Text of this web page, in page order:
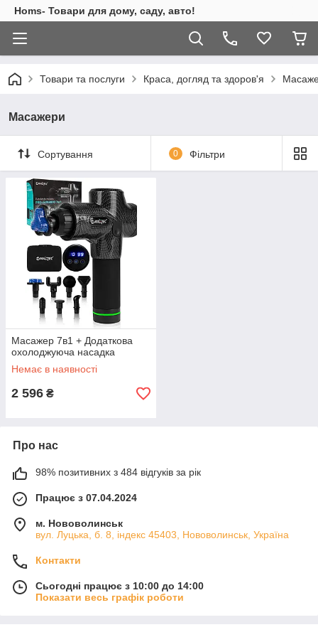
Homs- Товари для дому, саду, авто!
Товари та послуги Краса, догляд та здоров'я
Масажери
Сортування 0 Фільтри
Масажер 7в1 + Додаткова
охолоджуюча насадка
Немає в наявності
2 596 ₴
Про нас
98% позитивних з 484 відгуків за рік
Працює з 07.04.2024
м. Нововолинськ
вул. Луцька, б. 8, індекс 45403, Нововолинськ, Україна
Контакти
Сьогодні працює з 10:00 до 14:00
Показати весь графік роботи